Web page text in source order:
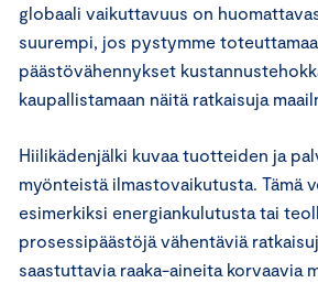
globaali vaikuttavuus on
suurempi, jos pystymme
päästövähennykset
kaupallistamaan näitä ratkaisuja
Hiilikädenjälki kuvaa tuotteiden ja
myönteistä ilmastovaikutusta. Tämä
esimerkiksi energiankulutusta tai
prosessipäästöjä vähentäviä
saastuttavia raaka-aineita korvaavia